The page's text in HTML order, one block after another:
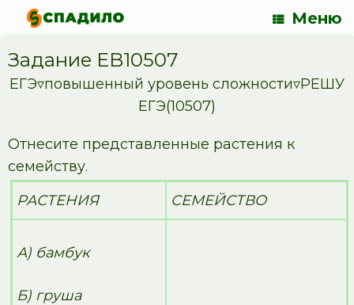
Меню
Задание EB10507
ЕГЭ▿повышенный уровень сложности▿РЕШУ
ЕГЭ(10507)
Отнесите представленные растения к
семейству.
РАСТЕНИЯ
СЕМЕЙСТВО
А) бамбук
Б) груша